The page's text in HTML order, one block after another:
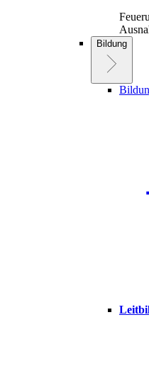
Bildung